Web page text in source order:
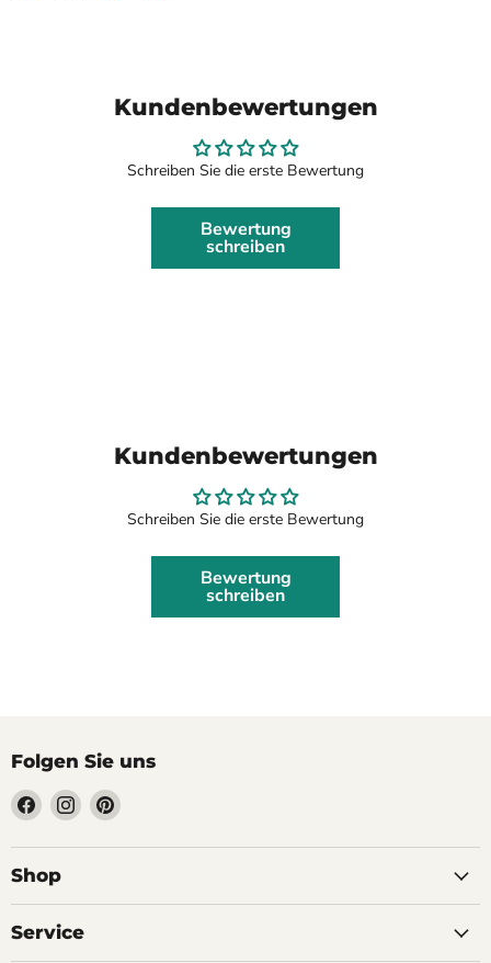
Kundenbewertungen
Schreiben Sie die erste Bewertung
Bewertung
schreiben
Kundenbewertungen
Schreiben Sie die erste Bewertung
Bewertung
schreiben
Folgen Sie uns
Finden
Sie
uns
auf
Finden
Sie
uns
Finden
uns
Shop
Service